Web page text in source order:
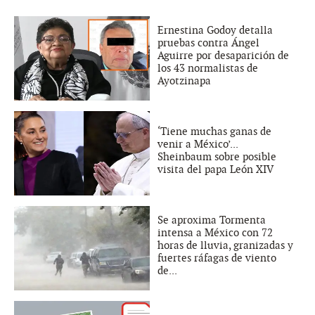
Ernestina Godoy detalla
pruebas contra Ángel
Aguirre por desaparición de
los 43 normalistas de
Ayotzinapa
‘Tiene muchas ganas de
venir a México’...
Sheinbaum sobre posible
visita del papa León XIV
Se aproxima Tormenta
intensa a México con 72
horas de lluvia, granizadas y
fuertes ráfagas de viento
de...